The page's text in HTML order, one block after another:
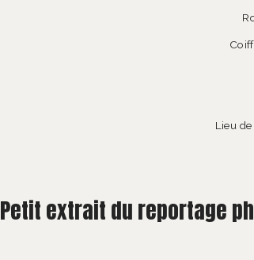
Lieu
Petit extrait du reportage